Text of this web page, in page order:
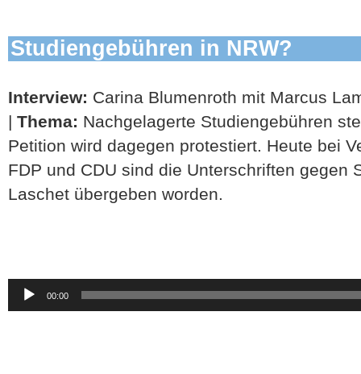
Studiengebühren in NRW?
Interview: Carina Blumenroth mit Marcus
| Thema: Nachgelagerte Studiengebühren
Petition wird dagegen protestiert. Heute bei
FDP und CDU sind die Unterschriften gegen
Laschet übergeben worden.
Audio-
Player
00:00